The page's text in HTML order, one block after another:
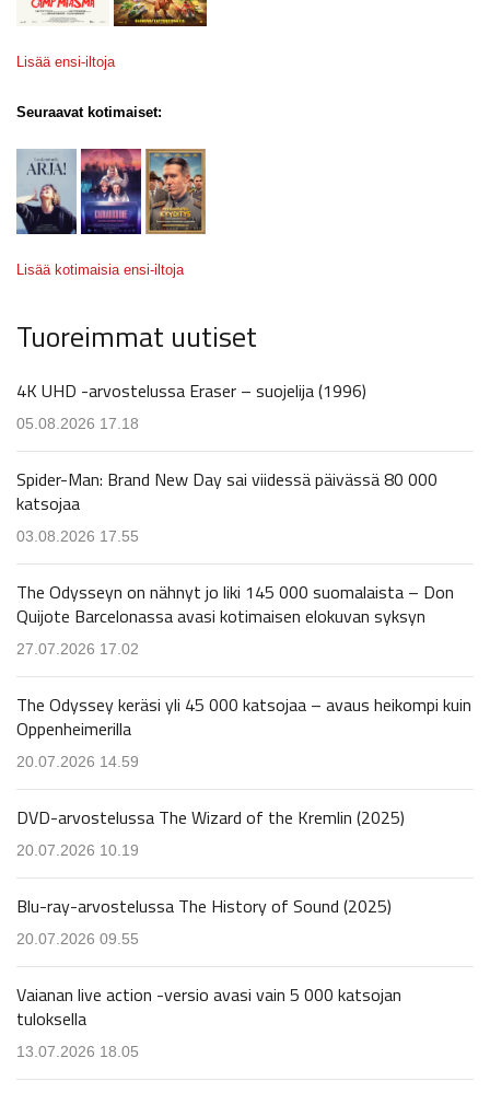
Lisää ensi-iltoja
Seuraavat kotimaiset:
Lisää kotimaisia ensi-iltoja
Tuoreimmat uutiset
4K UHD -arvostelussa Eraser – suojelija (1996)
05.08.2026 17.18
Spider-Man: Brand New Day sai viidessä päivässä 80 000
katsojaa
03.08.2026 17.55
The Odysseyn on nähnyt jo liki 145 000 suomalaista – Don
Quijote Barcelonassa avasi kotimaisen elokuvan syksyn
27.07.2026 17.02
The Odyssey keräsi yli 45 000 katsojaa – avaus heikompi kuin
Oppenheimerilla
20.07.2026 14.59
DVD-arvostelussa The Wizard of the Kremlin (2025)
20.07.2026 10.19
Blu-ray-arvostelussa The History of Sound (2025)
20.07.2026 09.55
Vaianan live action -versio avasi vain 5 000 katsojan
tuloksella
13.07.2026 18.05